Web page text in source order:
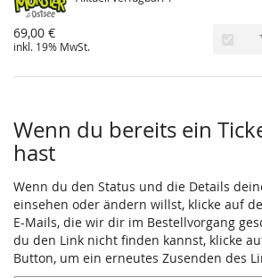
69,00 €
inkl. 19% MwSt.
Wenn du bereits ein
hast
Wenn du den Status und die Details
einsehen oder ändern willst, klicke auf
E-Mails, die wir dir im Bestellvorgang
du den Link nicht finden kannst, klicke
Button, um ein erneutes Zusenden des